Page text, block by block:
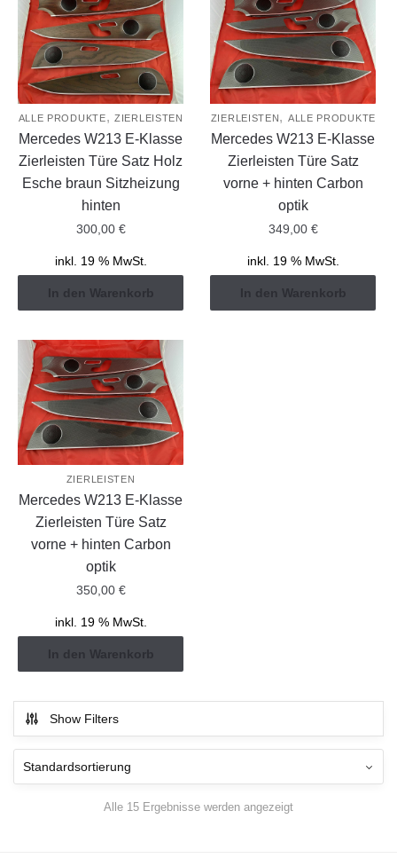
ALLE PRODUKTE,ZIERLEISTEN
Mercedes W213 E-Klasse
Zierleisten Türe Satz Holz
Esche braun Sitzheizung
hinten
300,00 €
inkl. 19 % MwSt.
In den Warenkorb
ZIERLEISTEN , ALLE PRODUKTE
Mercedes W213 E-Klasse
Zierleisten Türe Satz
vorne + hinten Carbon
optik
349,00 €
inkl. 19 % MwSt.
In den Warenkorb
ZIERLEISTEN
Mercedes W213 E-Klasse
Zierleisten Türe Satz
vorne + hinten Carbon
optik
350,00 €
inkl. 19 % MwSt.
In den Warenkorb
Show Filters
Alle 15 Ergebnisse werden angezeigt